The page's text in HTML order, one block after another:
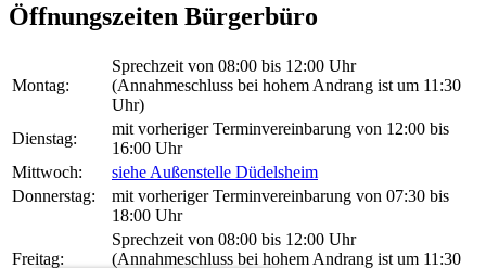
Öffnungszeiten Bürgerbüro
Montag:
Sprechzeit von 08:00 bis 12:00 Uhr
(Annahmeschluss bei hohem Andrang ist um 11:30
Uhr)
Dienstag:
mit vorheriger Terminvereinbarung von 12:00 bis
16:00 Uhr
Mittwoch:
siehe Außenstelle Düdelsheim
Donnerstag:
mit vorheriger Terminvereinbarung von 07:30 bis
18:00 Uhr
Freitag:
Sprechzeit von 08:00 bis 12:00 Uhr
(Annahmeschluss bei hohem Andrang ist um 11:30